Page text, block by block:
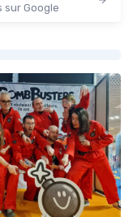
Google